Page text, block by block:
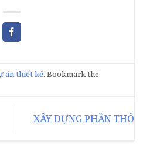
án thiết kế. Bookmark the
XÂY DỰNG PHẦN THÔ